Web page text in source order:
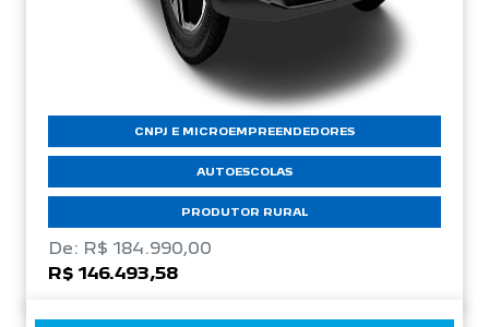
CNPJ E MICROEMPREENDEDORES
AUTOESCOLAS
PRODUTOR RURAL
De: R$ 184.990,00
R$ 146.493,58